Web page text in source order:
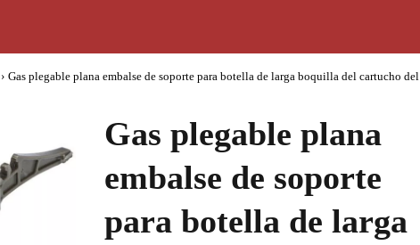
› Gas plegable plana embalse de soporte para botella de larga boquilla del cartucho del
Gas plegable plana
embalse de soporte
para botella de larga